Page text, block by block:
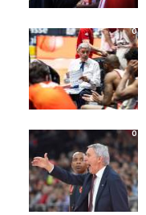
0
0